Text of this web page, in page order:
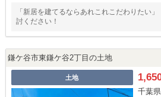
「新居を建てるならあれこれこだわりたい
討ください！
鎌ケ谷市東鎌ケ谷2丁目の土地
土地
千葉